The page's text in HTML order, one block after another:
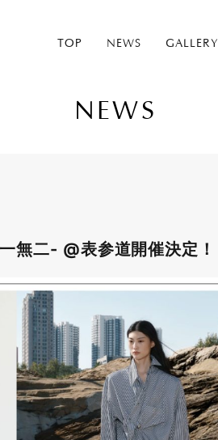
TOP NEWS GALLERY
NEWS
二- @表参道開催決定！